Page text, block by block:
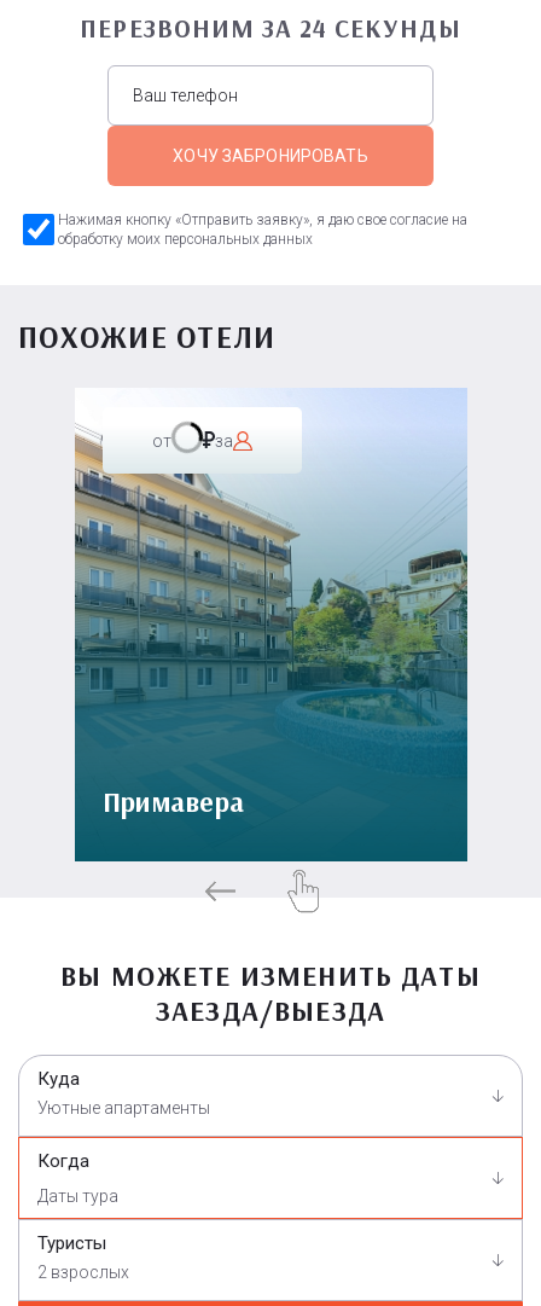
ПЕРЕЗВОНИМ ЗА 24 СЕКУНДЫ
ХОЧУ ЗАБРОНИРОВАТЬ
Нажимая кнопку «Отправить заявку», я даю свое согласие на
обработку моих персональных данных
ПОХОЖИЕ ОТЕЛИ
от за
Примавера
ВЫ МОЖЕТЕ ИЗМЕНИТЬ ДАТЫ
ЗАЕЗДА/ВЫЕЗДА
Куда
Уютные апартаменты
Когда
Туристы
2 взрослых